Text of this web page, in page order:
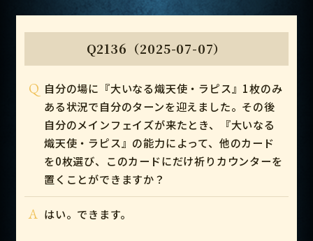
Q2136（2025-07-07）
Q 自分の場に『大いなる熾天使・ラピス』1枚のみ
ある状況で自分のターンを迎えました。その後
自分のメインフェイズが来たとき、『大いなる
熾天使・ラピス』の能力によって、他のカード
を0枚選び、このカードにだけ祈りカウンターを
置くことができますか？
A はい。できます。